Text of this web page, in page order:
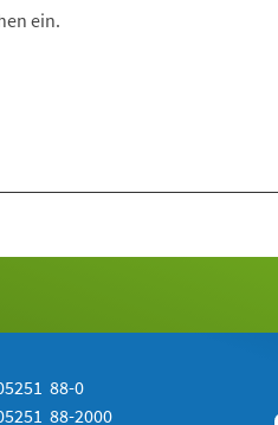
ein.
88-0
88-2000